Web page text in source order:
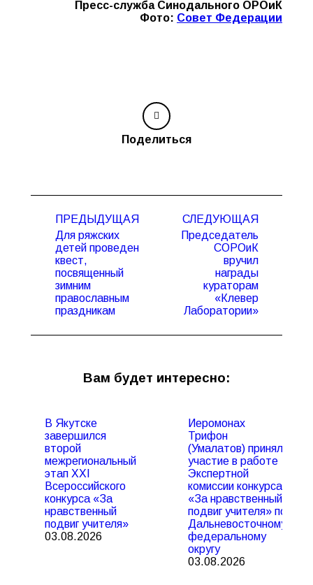
Пресс-служба Синодального ОРОиК
Фото: Совет Федерации
Поделиться
записям
ПРЕДЫДУЩАЯ
Предыдущая
запись:
Для ряжских
детей проведен
квест,
посвященный
зимним
православным
праздникам
СЛЕДУЮЩАЯ
Следующая
запись:
Председатель
СОРОиК
вручил
награды
кураторам
«Клевер
Лаборатории»
Вам будет интересно:
В Якутске
завершился
второй
межрегиональный
этап XXI
Всероссийского
конкурса «За
нравственный
подвиг учителя»
03.08.2026
Иеромонах
Трифон
(Умалатов) принял
участие в работе
Экспертной
комиссии конкурса
«За нравственный
подвиг учителя» по
Дальневосточному
федеральному
округу
03.08.2026